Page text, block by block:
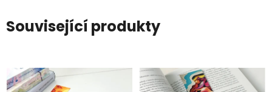
Související produkty